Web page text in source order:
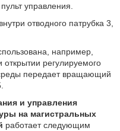
управления.
отводного патрубка 3,
например,
регулируемого
передает вращающий
и управления
на магистральных
работает следующим